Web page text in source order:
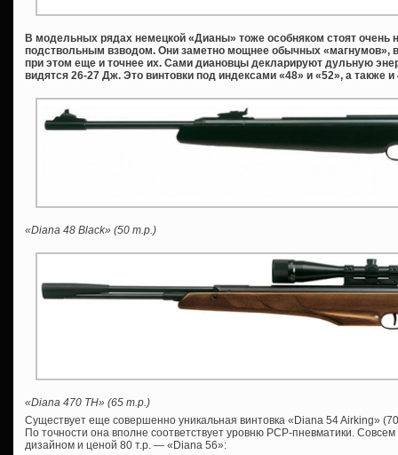
В модельных рядах немецкой «Дианы» тоже особняком стоят
подствольным взводом. Они заметно мощнее обычных «магнумов»,
при этом еще и точнее их. Сами диановцы декларируют дульную
видятся 26-27 Дж. Это винтовки под индексами «48» и «52», а также и
«Diana 48 Black» (50 т.р.)
«Diana 470 TH» (65 т.р.)
Существует еще совершенно уникальная винтовка «Diana 54 Airking»
По точности она вполне соответствует уровню PCP-пневматики.
дизайном и ценой 80 т.р. — «Diana 56»: